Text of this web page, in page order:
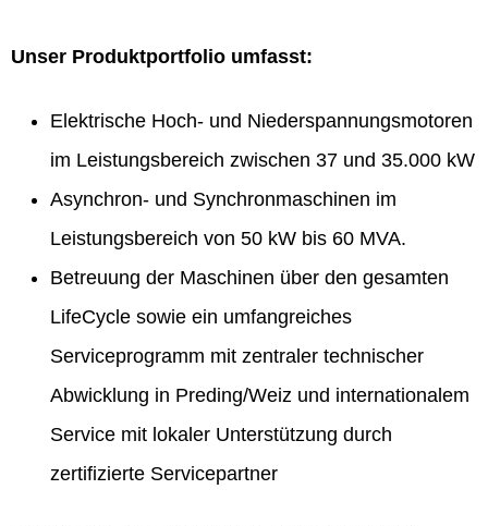
Unser Produktportfolio umfasst:
Elektrische Hoch- und Niederspannungsmotoren
im Leistungsbereich zwischen 37 und 35.000 kW
Asynchron- und Synchronmaschinen im
Leistungsbereich von 50 kW bis 60 MVA.
Betreuung der Maschinen über den gesamten
LifeCycle sowie ein umfangreiches
Serviceprogramm mit zentraler technischer
Abwicklung in Preding/Weiz und internationalem
Service mit lokaler Unterstützung durch
zertifizierte Servicepartner